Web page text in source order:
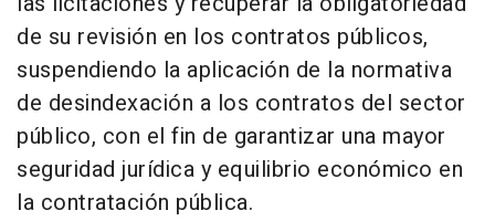
de su revisión en los contratos públicos,
suspendiendo la aplicación de la normativa
de desindexación a los contratos del sector
público, con el fin de garantizar una mayor
seguridad jurídica y equilibrio económico en
la contratación pública.